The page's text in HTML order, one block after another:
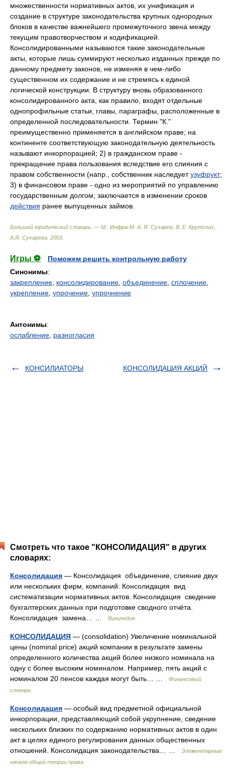
множественности нормативных актов, их унификация и
создание в структуре законодательства крупных однородных
блоков в качестве важнейшего промежуточного звена между
текущим правотворчеством и кодификацией.
Консолидированными называются такие законодательные
акты, которые лишь суммируют несколько изданных прежде по
данному предмету законов, не изменяя в чем-либо
существенном их содержание и не стремясь к единой
логической конструкции. В структуру вновь образованного
консолидированного акта, как правило, входят отдельные
однопрофильные статьи, главы, параграфы, расположенные в
определенной последовательности. Термин "К."
преимущественно применяется в английском праве; на
континенте соответствующую законодательную деятельность
называют инкорпорацией; 2) в гражданском праве -
прекращение права пользования вследствие его слияния с
правом собственности (напр., собственник наследуетузуфрукт;
3) в финансовом праве - одно из мероприятий по управлению
государственным долгом; заключается в изменении сроков
действия ранее выпущенных займов.
Большой юридический словарь. — М.: Инфра-М А. Я. Сухарев, В. Е. Крутских,
А.Я. Сухарева 2003
Игры ⚽
Поможем решить контрольную работу
Синонимы:
закрепление консолидирование объединение сплочение
укрепление упрочение упрочнение
Антонимы:
ослабление разногласия
КОНСИЛИАТОРЫ КОНСОЛИДАЦИЯ АКЦИЙ
Смотреть что такое "КОНСОЛИДАЦИЯ" в других
словарях:
Консолидация — Консолидация объединение, слияние двух
или нескольких фирм, компаний. Консолидация вид
систематизации нормативных актов. Консолидация сведение
бухгалтерских данных при подготовке сводного отчёта.
Консолидация замена… …
Википедия
КОНСОЛИДАЦИЯ — (consolidation) Увеличение номинальной
цены (nominal price) акций компании в результате замены
определенного количества акций более низкого номинала на
одну с более высоким номиналом. Например, пять акций с
номиналом 20 пенсов каждая могут быть… …
Финансовый
словарь
Консолидация — особый вид предметной официальной
инкорпорации, представляющий собой укрупнение, сведение
нескольких близких по содержанию нормативных актов в один
акт в целях единого регулирования данных общественных
отношений. Консолидация законодательства… …
Элементарные
начала общей теории права